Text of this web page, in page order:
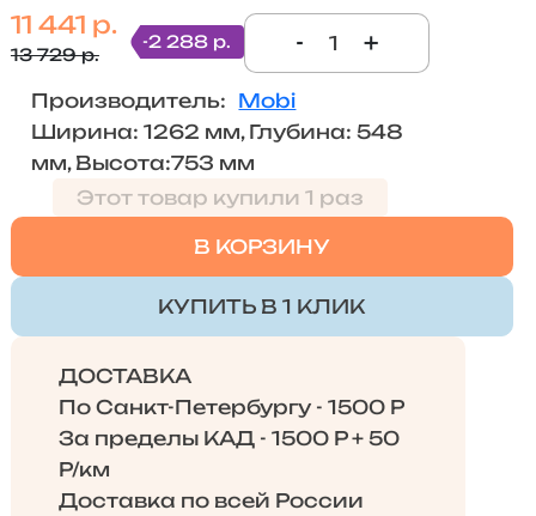
11 441 р.
13 729 р.
-2 288 р. - +
Производитель: Mobi
Ширина: 1262 мм, Глубина: 548
мм, Высота:753 мм
Этот товар купили 1 раз
В КОРЗИНУ
КУПИТЬ В 1 КЛИК
ДОСТАВКА
По Санкт-Петербургу - 1500 Р
За пределы КАД - 1500 Р + 50
Р/км
Доставка по всей России